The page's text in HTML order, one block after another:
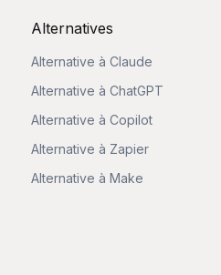
Alternatives
Alternative à Claude
Alternative à ChatGPT
Alternative à Copilot
Alternative à Zapier
Alternative à Make